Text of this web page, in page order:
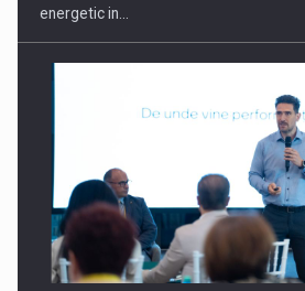
Webinar - Business Evolution-RETHINK
Investitii Digitalizare
energetic in…